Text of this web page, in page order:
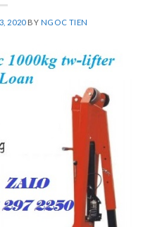
2020BY NGOC TIEN